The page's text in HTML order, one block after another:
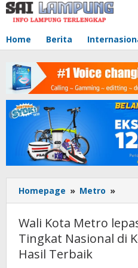
Lewati
Home Berita
Homepage » Metro »
Kota
Wali Kota Metro
Tingkat Nasional di
Hasil Terbaik